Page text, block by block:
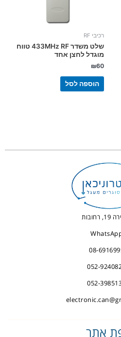
רכיבי RF
שלט משדר 433MHz RF טווח
מוגדל לחצן אחד
₪60
הוספה לסל
08-
052-
052-
אתר